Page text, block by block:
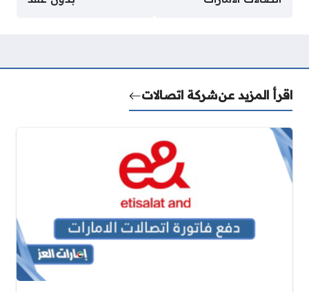
اقرأ المزيد عنشركة اتصالات